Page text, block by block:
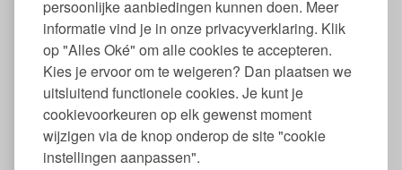
persoonlijke aanbiedingen kunnen doen. Meer
informatie vind je in onze privacyverklaring. Klik
op "Alles Oké" om alle cookies te accepteren.
Kies je ervoor om te weigeren? Dan plaatsen we
uitsluitend functionele cookies. Je kunt je
cookievoorkeuren op elk gewenst moment
wijzigen via de knop onderop de site "cookie
instellingen aanpassen".
Dierproef vrij
Natrue gecertificeerd
Verkrijgbaar in 2 kleuren:
Hazel Blond
Transparant
Gebruik natuurlijke wenkbrauwgel
Kam de wenkbrauwen met het borsteltje in het gewenste model.
Fixeer hierna de haartjes met de gel.